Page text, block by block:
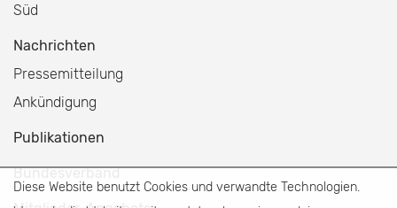
Diese Website benutzt Cookies und verwandte Technologien.
Süd
Nachrichten
Pressemitteilung
Ankündigung
Publikationen
Bundesverband